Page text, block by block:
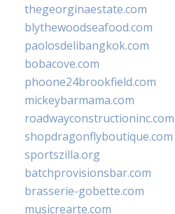
thegeorginaestate.com
blythewoodseafood.com
paolosdelibangkok.com
bobacove.com
phoone24brookfield.com
mickeybarmama.com
roadwayconstructioninc.com
shopdragonflyboutique.com
sportszilla.org
batchprovisionsbar.com
brasserie-gobette.com
musicrearte.com